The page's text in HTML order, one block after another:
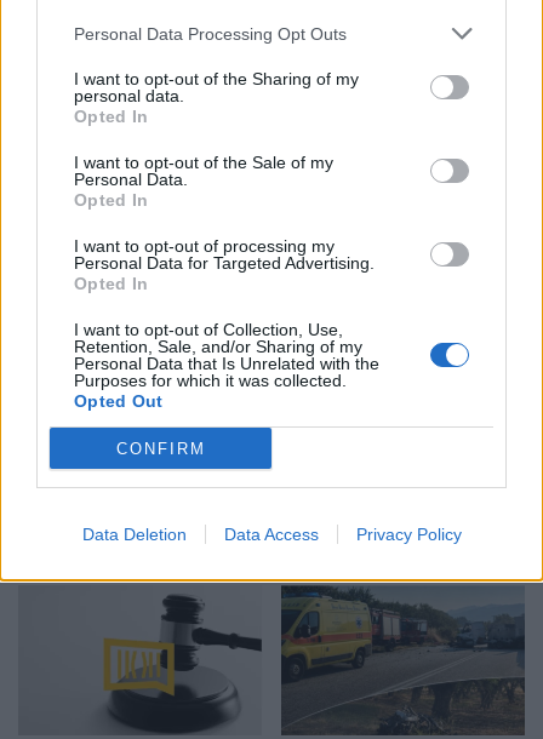
Personal Data Processing Opt Outs
I want to opt-out of the Sharing of my
personal data.
Opted In
I want to opt-out of the Sale of my
Personal Data.
Opted In
I want to opt-out of processing my
Personal Data for Targeted Advertising.
Opted In
I want to opt-out of Collection, Use,
Retention, Sale, and/or Sharing of my
Personal Data that Is Unrelated with the
Purposes for which it was collected.
Opted Out
CONFIRM
Data Deletion Data Access Privacy Policy
Shtuarmë5.06.2023 12:13
Tags:
importi i qumeshtit